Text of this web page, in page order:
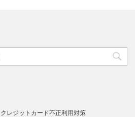
クレジットカード不正利用対策